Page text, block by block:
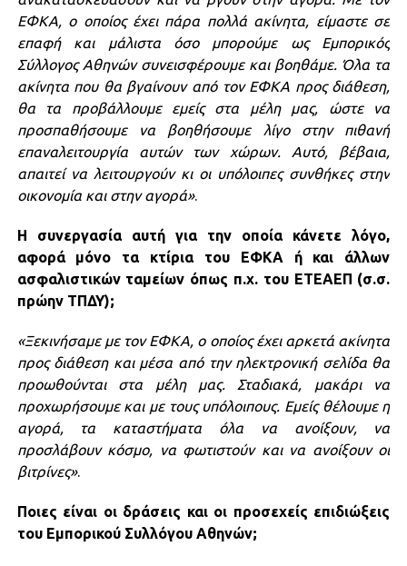
ΕΦΚΑ, ο οποίος έχει πάρα πολλά ακίνητα, είμαστε σε
επαφή και μάλιστα όσο μπορούμε ως Εμπορικός
Σύλλογος Αθηνών συνεισφέρουμε και βοηθάμε. Όλα τα
ακίνητα που θα βγαίνουν από τον ΕΦΚΑ προς διάθεση,
θα τα προβάλλουμε εμείς στα μέλη μας, ώστε να
προσπαθήσουμε να βοηθήσουμε λίγο στην πιθανή
επαναλειτουργία αυτών των χώρων. Αυτό, βέβαια,
απαιτεί να λειτουργούν κι οι υπόλοιπες συνθήκες στην
οικονομία και στην αγορά».
Η συνεργασία αυτή για την οποία κάνετε λόγο,
αφορά μόνο τα κτίρια του ΕΦΚΑ ή και άλλων
ασφαλιστικών ταμείων όπως π.χ. του ΕΤΕΑΕΠ (σ.σ.
πρώην ΤΠΔΥ);
«Ξεκινήσαμε με τον ΕΦΚΑ, ο οποίος έχει αρκετά ακίνητα
προς διάθεση και μέσα από την ηλεκτρονική σελίδα θα
προωθούνται στα μέλη μας. Σταδιακά, μακάρι να
προχωρήσουμε και με τους υπόλοιπους. Εμείς θέλουμε η
αγορά, τα καταστήματα όλα να ανοίξουν, να
προσλάβουν κόσμο, να φωτιστούν και να ανοίξουν οι
βιτρίνες».
Ποιες είναι οι δράσεις και οι προσεχείς επιδιώξεις
του Εμπορικού Συλλόγου Αθηνών;